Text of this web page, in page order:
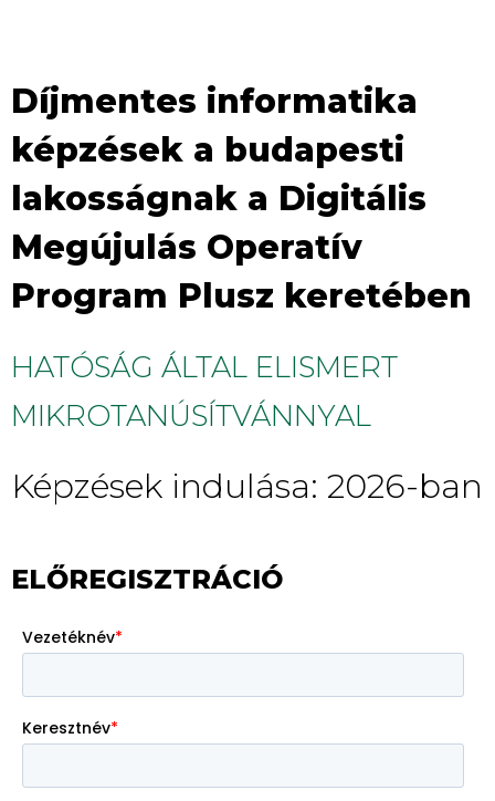
Díjmentes informatika
képzések a budapesti
lakosságnak a Digitális
Megújulás Operatív
Program Plusz keretében
HATÓSÁG ÁLTAL ELISMERT
MIKROTANÚSÍTVÁNNYAL
Képzések indulása: 2026-ban
ELŐREGISZTRÁCIÓ